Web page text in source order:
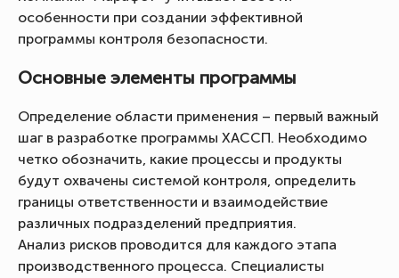
особенности при создании эффективной
программы контроля безопасности.
Основные элементы программы
Определение области применения – первый важный
шаг в разработке программы ХАССП. Необходимо
четко обозначить, какие процессы и продукты
будут охвачены системой контроля, определить
границы ответственности и взаимодействие
различных подразделений предприятия.
Анализ рисков проводится для каждого этапа
производственного процесса. Специалисты